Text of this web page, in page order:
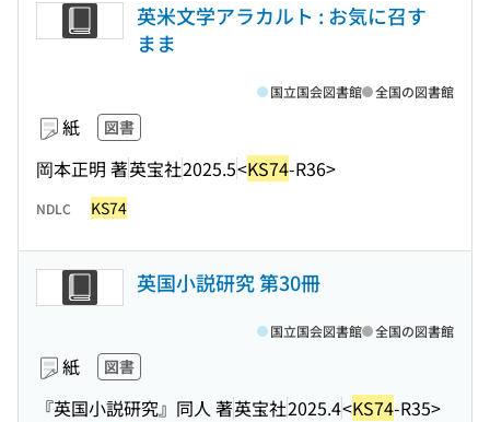
英米文学アラカルト : お気に召す
まま
紙 図書
岡本正明 著英宝社2025.5<KS74-R36>
国立国会図書館 全国の図書館
NDLC KS74
英国小説研究 第30冊
紙 図書
『英国小説研究』同人 著英宝社2025.4<KS74-R35>
国立国会図書館 全国の図書館